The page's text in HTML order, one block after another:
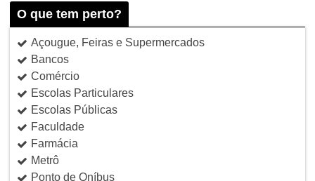
O que tem perto?
Açougue, Feiras e Supermercados
Bancos
Comércio
Escolas Particulares
Escolas Públicas
Faculdade
Farmácia
Metrô
Ponto de Oníbus